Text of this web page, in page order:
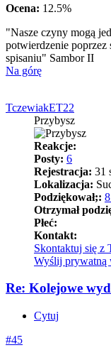
Ocena: 12.5%
"Nasze czyny mogą
potwierdzenie poprzez
spisaniu" Sambor II
Na górę
TczewiakET22
Przybysz
Reakcje:
Posty: 6
Rejestracja: 31
Lokalizacja:
Podziękował;:
Otrzymał
Płeć:
Kontakt:
Skontaktuj się z
Wyślij prywatną
Re: Kolejowe
Cytuj
#45